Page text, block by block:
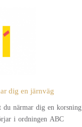
dig en järnväg
närmar dig en korsning
i ordningen ABC